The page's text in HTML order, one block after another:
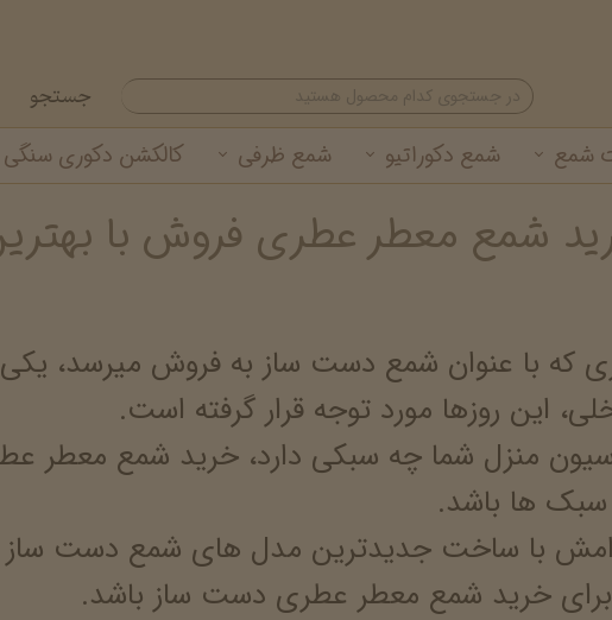
شمع
گیفت شمع نوروزی
شمع دکوراتیو
شمع تزئینی شمع استوانه ای
شمع ظرفی
شمع لیوانی معطر
کالکشن دکوری سنگی
خرید عمده شمع لیوانی خرید عمده شمع تزئینی
جستجو
شمع معطر عطری فروش با
با عنوان شمع دست ساز به فروش میرسد، یکی
این روزها مورد توجه قرار گرفته است.
منزل شما چه سبکی دارد، خرید شمع معطر
سبک ها باشد.
با ساخت جدیدترین مدل های شمع دست ساز
برای خرید شمع معطر عطری دست ساز باشد.